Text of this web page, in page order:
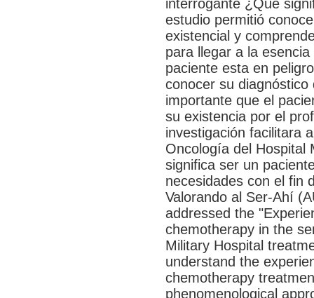
interrogante ¿Qué
estudio permitió
existencial y
para llegar a la
paciente esta en
conocer su
importante que el
su existencia por el
investigación facilitara
Oncología del Hospital
significa ser un
necesidades con el fin
Valorando al Ser-Ahí
addressed the
chemotherapy in the
Military Hospital
understand the
chemotherapy
phenomenological